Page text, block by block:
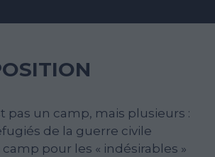
pas un camp, mais plusieurs :
de la guerre civile
pour les « indésirables »